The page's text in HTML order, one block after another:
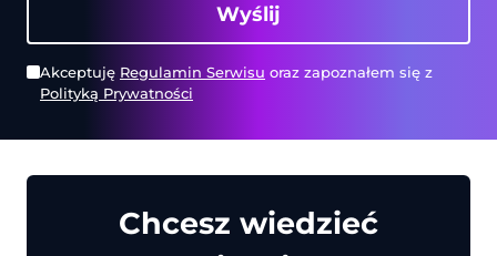
Wyślij
Akceptuję Regulamin Serwisu oraz zapoznałem się z
Polityką Prywatności
Chcesz wiedzieć